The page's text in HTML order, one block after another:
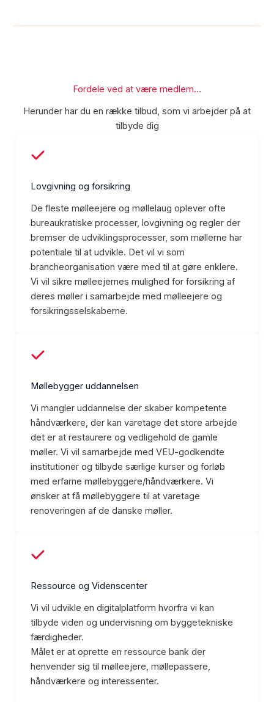
Fordele ved at være medlem…
Herunder har du en række tilbud, som vi arbejder på at
tilbyde dig
Lovgivning og forsikring
De fleste mølleejere og møllelaug oplever ofte
bureaukratiske processer, lovgivning og regler der
bremser de udviklingsprocesser, som møllerne har
potentiale til at udvikle. Det vil vi som
brancheorganisation være med til at gøre enklere.
Vi vil sikre mølleejernes mulighed for forsikring af
deres møller i samarbejde med mølleejere og
forsikringsselskaberne.
Møllebygger uddannelsen
Vi mangler uddannelse der skaber kompetente
håndværkere, der kan varetage det store arbejde
det er at restaurere og vedligehold de gamle
møller. Vi vil samarbejde med VEU-godkendte
institutioner og tilbyde særlige kurser og forløb
med erfarne møllebyggere/håndværkere. Vi
ønsker at få møllebyggere til at varetage
renoveringen af de danske møller.
Ressource og Videnscenter
Vi vil udvikle en digitalplatform hvorfra vi kan
tilbyde viden og undervisning om byggetekniske
færdigheder.
Målet er at oprette en ressource bank der
henvender sig til mølleejere, møllepassere,
håndværkere og interessenter.